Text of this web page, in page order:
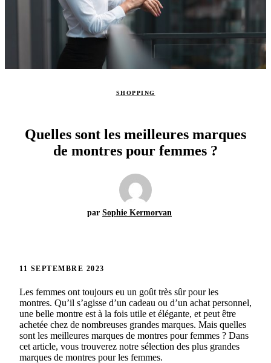
SHOPPING
Quelles sont les meilleures marques
de montres pour femmes ?
par Sophie Kermorvan
11 SEPTEMBRE 2023
Les femmes ont toujours eu un goût très sûr pour les
montres. Qu’il s’agisse d’un cadeau ou d’un achat personnel,
une belle montre est à la fois utile et élégante, et peut être
achetée chez de nombreuses grandes marques. Mais quelles
sont les meilleures marques de montres pour femmes ? Dans
cet article, vous trouverez notre sélection des plus grandes
marques de montres pour les femmes.